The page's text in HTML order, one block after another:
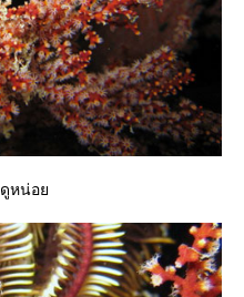
ดูหน่อ